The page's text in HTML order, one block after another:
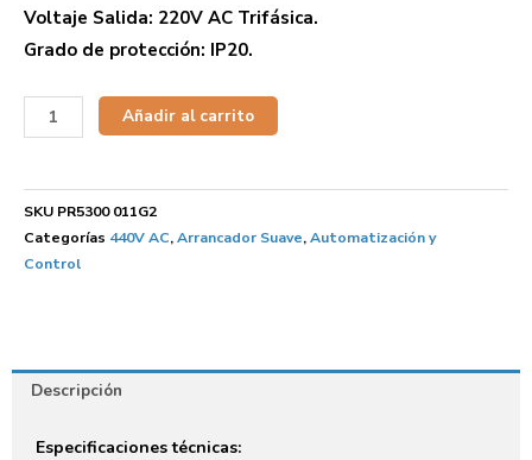
Voltaje Salida: 220V AC Trifásica.
Grado de protección: IP20.
Añadir al carrito
SKU PR5300 011G2
Categorías 440V AC,Arrancador Suave,Automatización y
Control
Descripción
Especificaciones técnicas: